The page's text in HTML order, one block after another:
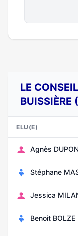
LE
ELU(E)
Agnès
Stéphane
Jessica
Benoit BOLZE